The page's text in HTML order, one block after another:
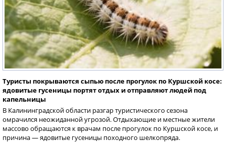
Туристы покрываются сыпью после прогулок по Куршской косе:
ядовитые гусеницы портят отдых и отправляют людей под
капельницы
В Калининградской области разгар туристического сезона
омрачился неожиданной угрозой. Отдыхающие и местные жители
массово обращаются к врачам после прогулок по Куршской косе, и
причина — ядовитые гусеницы походного шелкопряда.